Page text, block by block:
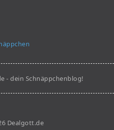
- dein Schnäppchenblog!
Dealgott.de